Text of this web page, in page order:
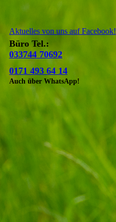
Aktuelles von uns auf Facebook!
Büro Tel.:
033744 70692
0171 493 64 14
Auch über WhatsApp!